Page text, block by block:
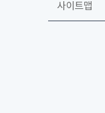
사이트맵